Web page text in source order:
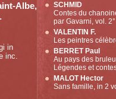
Albe,
in
inc.
SCHMID
Contes du
par Gavarni, vol. 2°
VALENTIN F.
Les peintres
BERRET Paul
Au pays des
Légendes et
MALOT Hector
Sans famille, in 2